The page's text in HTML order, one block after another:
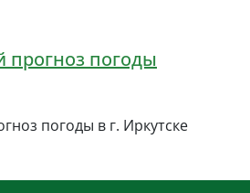
прогноз погоды
погоды в г. Иркутске